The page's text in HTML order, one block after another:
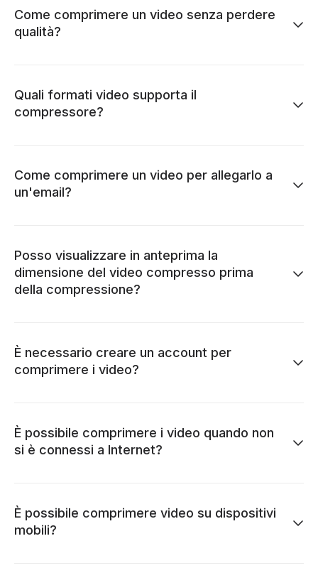
Come comprimere un video senza perdere
qualità?
Quali formati video supporta il
compressore?
Come comprimere un video per allegarlo a
un'email?
Posso visualizzare in anteprima la
dimensione del video compresso prima
della compressione?
È necessario creare un account per
comprimere i video?
È possibile comprimere i video quando non
si è connessi a Internet?
È possibile comprimere video su dispositivi
mobili?